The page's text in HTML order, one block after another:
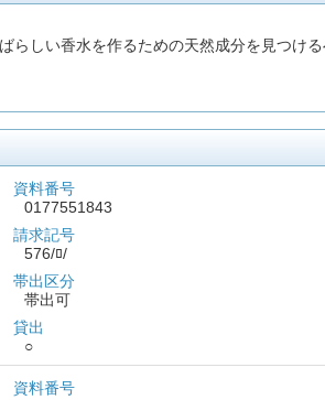
しい香水を作るための天然成分を見つけ
資料番号
0177551843
請求記号
576/ﾛ/
帯出区分
帯出可
貸出
○
資料番号